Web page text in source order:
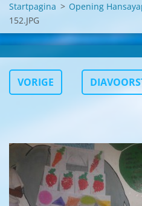
Startpagina > Opening
152.JPG
VORIGE